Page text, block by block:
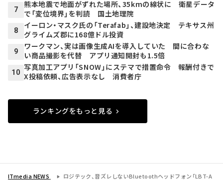
7
熊本地震で地面がずれた場所、35kmの線状に 衛星データ
で「変位境界」を判読 国土地理院
8
イーロン・マスク氏の「Terafab」、建設地決定 テキサス州
グライムズ郡に168億ドル投資
9
ワークマン、実は画像生成AIを導入していた 間に合わな
い商品撮影を代替 アプリ通知開封も1.5倍
10
写真加工アプリ「SNOW」にステマで措置命令 報酬付きで
X投稿依頼、広告表示なし 消費者庁
ランキングをもっと見る
ITmedia NEWS ロジテック、音ズレしないBluetoothヘッドフォン「LBT-A